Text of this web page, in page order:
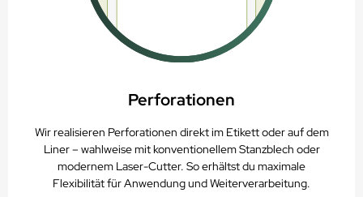
Perforationen
Wir realisieren Perforationen direkt im Etikett oder auf dem
Liner – wahlweise mit konventionellem Stanzblech oder
modernem Laser-Cutter. So erhältst du maximale
Flexibilität für Anwendung und Weiterverarbeitung.